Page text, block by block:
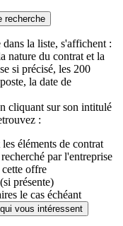
recherche
la liste, s'affichent :
nature du contrat et la
si précisé, les 200
la date de
cliquant sur son intitulé
:
éléments de contrat
par l'entreprise
offre
présente)
le cas échéant
vous intéressent